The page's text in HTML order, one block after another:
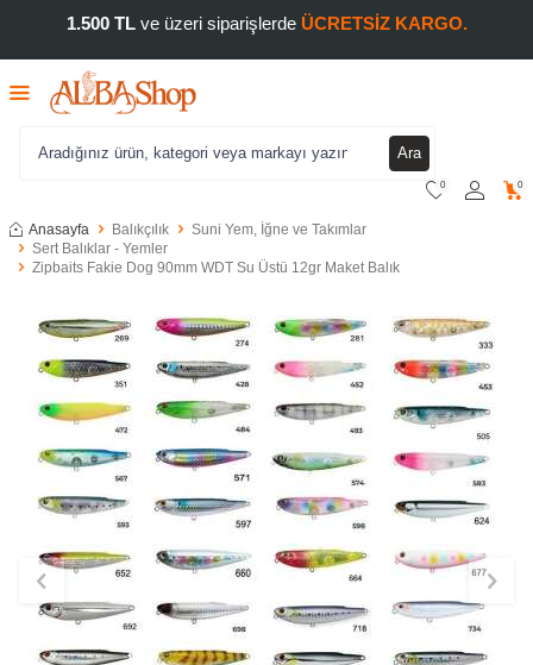
1.500 TLve üzeri siparişlerde ÜCRETSİZ KARGO.
Ara
0 0
Anasayfa Balıkçılık
Suni Yem, İğne ve Takımlar
Sert Balıklar - Yemler
Zipbaits Fakie Dog 90mm WDT Su Üstü 12gr Maket Balık